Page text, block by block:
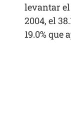
levantar
2004, el
19.0% que